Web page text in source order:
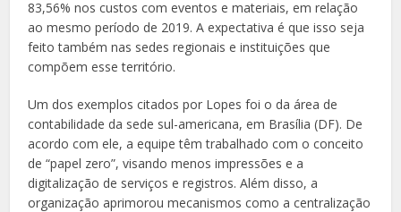
83,56% nos custos com eventos e materiais, em relação
ao mesmo período de 2019. A expectativa é que isso seja
feito também nas sedes regionais e instituições que
compõem esse território.
Um dos exemplos citados por Lopes foi o da área de
contabilidade da sede sul-americana, em Brasília (DF). De
acordo com ele, a equipe têm trabalhado com o conceito
de “papel zero”, visando menos impressões e a
digitalização de serviços e registros. Além disso, a
organização aprimorou mecanismos como a centralização